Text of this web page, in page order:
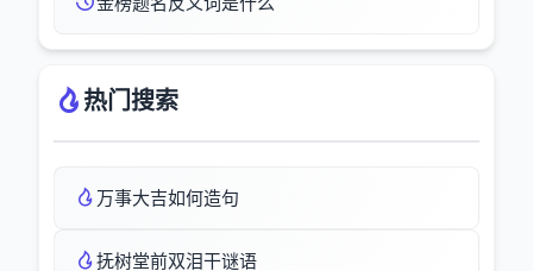
热门搜索
万事大吉如何造句
抚树堂前双泪干谜语